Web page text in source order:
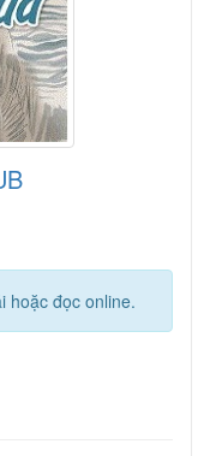
hoặc đọc online.